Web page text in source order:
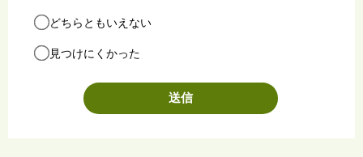
どちらともいえない
見つけにくかった